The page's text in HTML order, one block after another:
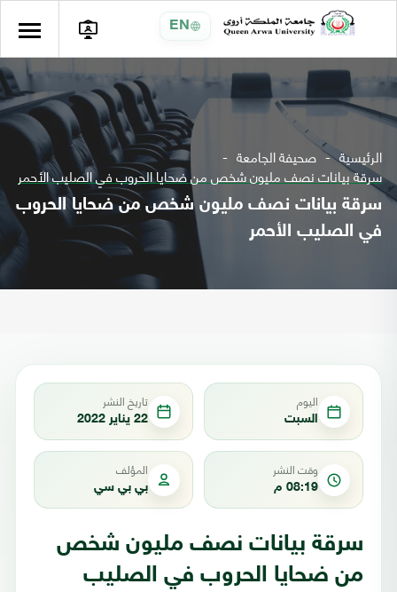
EN
الرئيسية صحيفة الجامعة
سرقة بيانات نصف مليون شخص من ضحايا الحروب في الصليب الأحمر
سرقة بيانات نصف مليون شخص من ضحايا الحروب
في الصليب الأحمر
اليوم
السبت
تاريخ النشر
22 يناير 2022
وقت النشر
08:19 م
المؤلف
بي بي سي
سرقة بيانات نصف مليون شخص
من ضحايا الحروب في الصليب